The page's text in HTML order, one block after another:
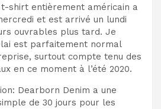
shirt entièrement américain a
et est arrivé un lundi
ouvrables plus tard. Je
est parfaitement normal
surtout compte tenu des
en ce moment à l’été 2020.
Dearborn Denim a une
de 30 jours pour les